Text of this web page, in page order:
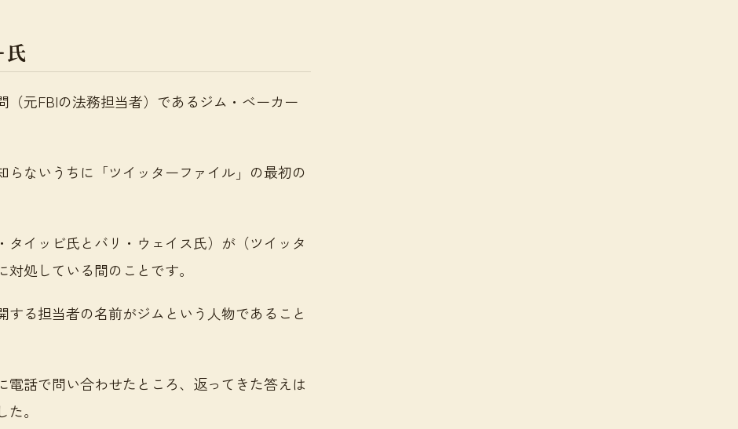
元FBIの法務担当者）であるジム・ベーカー
らないうちに「ツイッターファイル」の最初の
イッビ氏とバリ・ウェイス氏）が（ツイッタ
処している間のことです。
る担当者の名前がジムという人物であること
電話で問い合わせたところ、返ってきた答えは
。